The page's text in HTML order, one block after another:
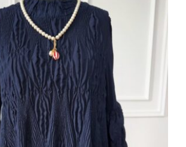
İthal Kıyafetler – Özel İlan